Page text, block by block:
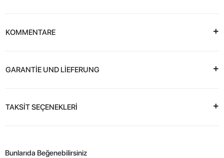
KOMMENTARE
GARANTİE UND LİEFERUNG
TAKSİT SEÇENEKLERİ
Bunlarıda Beğenebilirsiniz